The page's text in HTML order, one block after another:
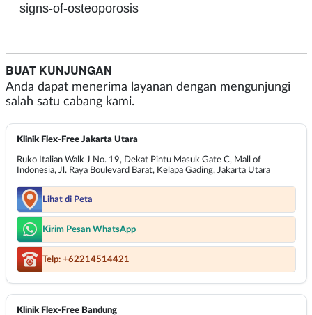
signs-of-osteoporosis
BUAT KUNJUNGAN
Anda dapat menerima layanan dengan mengunjungi
salah satu cabang kami.
Klinik Flex-Free Jakarta Utara
Ruko Italian Walk J No. 19, Dekat Pintu Masuk Gate C, Mall of
Indonesia, Jl. Raya Boulevard Barat, Kelapa Gading, Jakarta Utara
Lihat di Peta
Kirim Pesan WhatsApp
Telp: +62214514421
Klinik Flex-Free Bandung